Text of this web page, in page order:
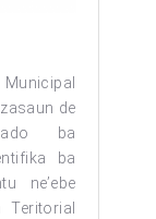
de
ba
ba
ne’ebe